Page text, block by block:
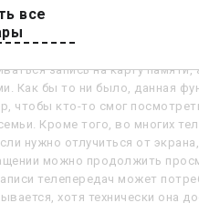
все
запись на карту
Как бы то ни было, данная
чтобы кто-то смог
Кроме того, во многих
нужно отлучиться от
можно продолжить
телепередач может
хотя технически она